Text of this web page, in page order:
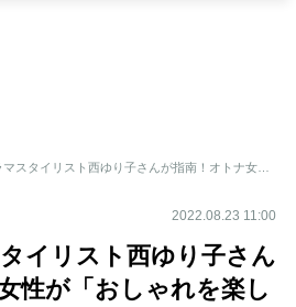
71歳のドラマスタイリスト西ゆり子さんが指南！オトナ女性が「おしゃれを楽しむ」ためのトレンドアイテムや小物の使い方
2022.08.23 11:00
イリスト西ゆり子さん
性が「おしゃれを楽し